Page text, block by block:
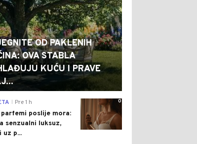
OD PAKLENIH
OVA STABLA
KUĆU I PRAVE
0
Pre 1 h
poslije mora:
senzualni luksuz,
uz p...